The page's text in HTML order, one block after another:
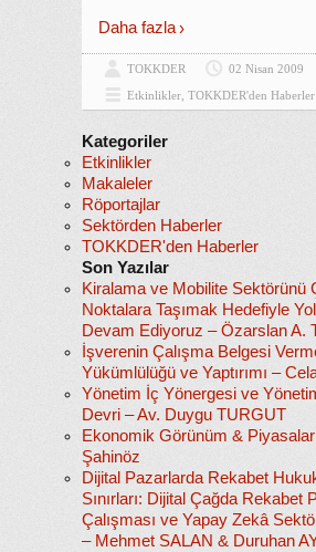
Daha fazla
TOKKDER
02 Nisan 2009
Etkinlikler TOKKDER'den Haberler
Kategoriler
Etkinlikler
Makaleler
Röportajlar
Sektörden Haberler
TOKKDER'den Haberler
Son Yazılar
Kiralama ve Mobilite Sektörünü
Noktalara Taşımak Hedefiyle
Devam Ediyoruz – Özarslan A.
İşverenin Çalışma Belgesi
Yükümlülüğü ve Yaptırımı –
Yönetim İç Yönergesi ve
Devri – Av. Duygu TURGUT
Ekonomik Görünüm &
Şahinöz
Dijital Pazarlarda Rekabet
Sınırları: Dijital Çağda Rekabet
Çalışması ve Yapay Zekâ
– Mehmet SALAN & Duruhan